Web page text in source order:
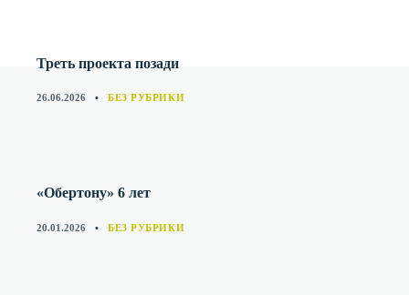
Треть проекта позади
26.06.2026 CATEGORIES
БЕЗ РУБРИКИ
«Обертону» 6 лет
20.01.2026 CATEGORIES
БЕЗ РУБРИКИ